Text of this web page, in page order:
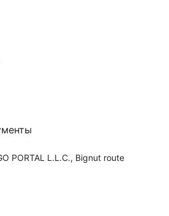
PORTAL L.L.C., Bignut route